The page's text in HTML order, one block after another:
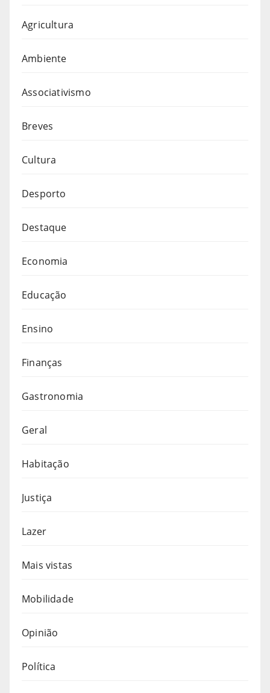
Agricultura
Ambiente
Associativismo
Breves
Cultura
Desporto
Destaque
Economia
Educação
Ensino
Finanças
Gastronomia
Geral
Habitação
Justiça
Lazer
Mais vistas
Mobilidade
Opinião
Política